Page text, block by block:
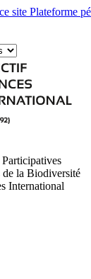
site Plateforme
de la Biodiversité
International